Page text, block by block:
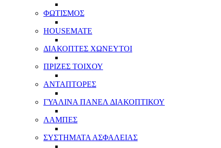
ΦΩΤΙΣΜΟΣ
HOUSEMATE
ΔΙΑΚΟΠΤΕΣ ΧΩΝΕΥΤΟΙ
ΠΡΙΖΕΣ ΤΟΙΧΟΥ
ΑΝΤΑΠΤΟΡΕΣ
ΓΥΑΛΙΝΑ ΠΑΝΕΛ ΔΙΑΚΟΠΤΙΚΟΥ
ΛΑΜΠΕΣ
ΣΥΣΤΗΜΑΤΑ ΑΣΦΑΛΕΙΑΣ